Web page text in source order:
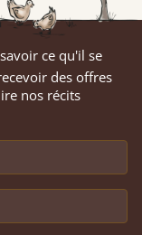
ce qu'il se
des offres
nos récits